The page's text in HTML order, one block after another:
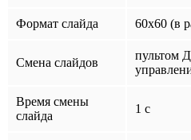
Формат слайда 60x60 (в
Смена слайдов
пультом
Время смены
слайда
1 c